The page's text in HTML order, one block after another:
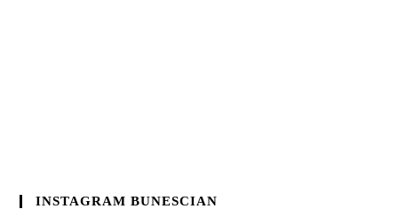
INSTAGRAM BUNESCIAN